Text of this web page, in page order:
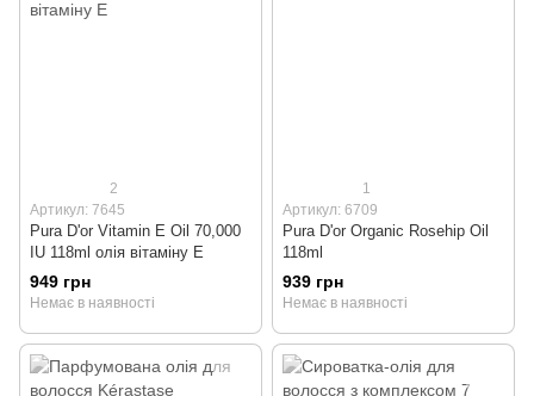
2
Артикул: 7645
Pura D'or Vitamin E Oil 70,000
IU 118ml олія вітаміну E
949 грн
Немає в наявності
1
Артикул: 6709
Pura D'or Organic Rosehip Oil
118ml
939 грн
Немає в наявності